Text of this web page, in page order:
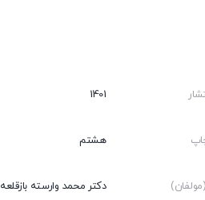
1401
هشتم
دکتر محمد وارسته بازقلعه